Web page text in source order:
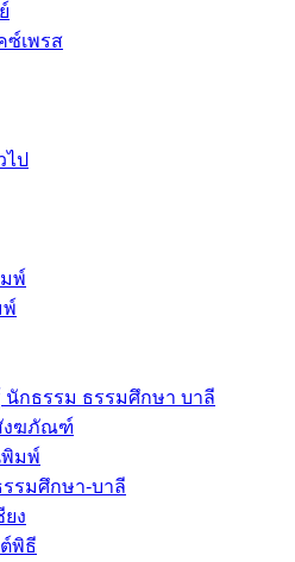
ซ์เพรส
ป
พ์
พ์
นักธรรม ธรรมศึกษา บาลี
สังฆภัณฑ์
พิมพ์
รมศึกษา-บาลี
ยง
พิธี